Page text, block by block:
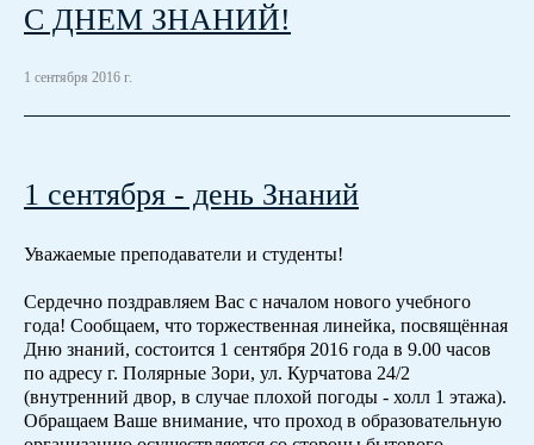
С ДНЕМ ЗНАНИЙ!
1 сентября 2016 г.
1 сентября - день Знаний
Уважаемые преподаватели и студенты!
Сердечно поздравляем Вас с началом нового учебного
года! Сообщаем, что торжественная линейка, посвящённая
Дню знаний, состоится 1 сентября 2016 года в 9.00 часов
по адресу г. Полярные Зори, ул. Курчатова 24/2
(внутренний двор, в случае плохой погоды - холл 1 этажа).
Обращаем Ваше внимание, что проход в образовательную